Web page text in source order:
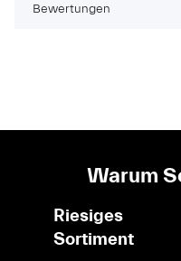
Bewertungen
Warum
Riesiges
Sortiment